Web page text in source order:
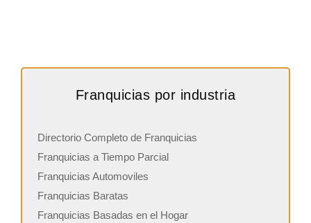
Franquicias por industria
Directorio Completo de Franquicias
Franquicias a Tiempo Parcial
Franquicias Automoviles
Franquicias Baratas
Franquicias Basadas en el Hogar